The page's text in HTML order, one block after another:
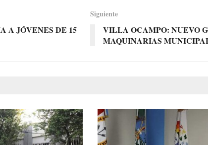
A JÓVENES DE 15
Siguiente
VILLA OCAMPO: NUEVO
MAQUINARIAS